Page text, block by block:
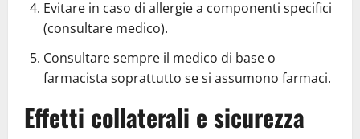
Evitare in caso di allergie a componenti specifici
(consultare medico).
Consultare sempre il medico di base o
farmacista soprattutto se si assumono farmaci.
Effetti collaterali e sicurezza